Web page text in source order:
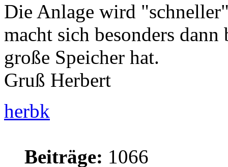
Die Anlage wird
macht sich besonders
große Speicher hat.
Gruß Herbert
herbk
Beiträge: 1066